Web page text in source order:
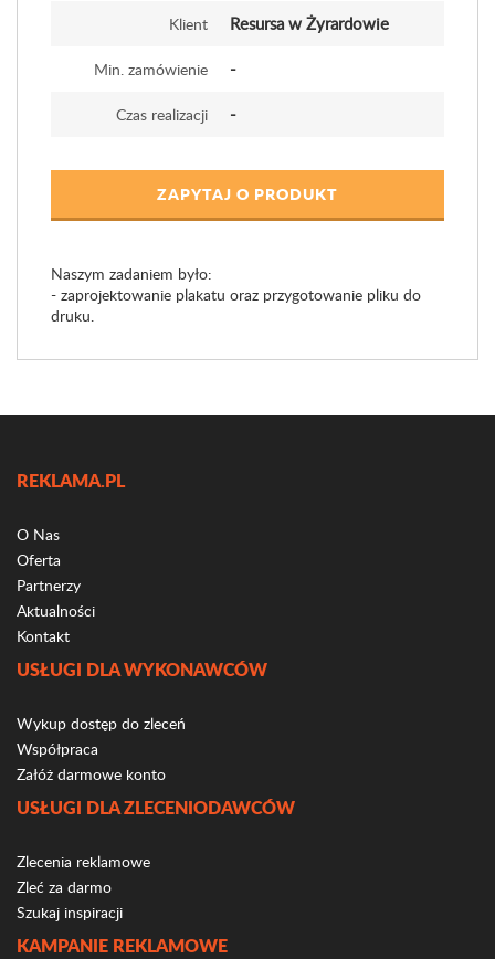
Klient Resursa w Żyrardowie
Min. zamówienie -
Czas realizacji -
ZAPYTAJ O PRODUKT
Naszym zadaniem było:
- zaprojektowanie plakatu oraz przygotowanie pliku do
druku.
REKLAMA.PL
O Nas
Oferta
Partnerzy
Aktualności
Kontakt
USŁUGI DLA WYKONAWCÓW
Wykup dostęp do zleceń
Współpraca
Załóż darmowe konto
USŁUGI DLA ZLECENIODAWCÓW
Zlecenia reklamowe
Zleć za darmo
Szukaj inspiracji
KAMPANIE REKLAMOWE